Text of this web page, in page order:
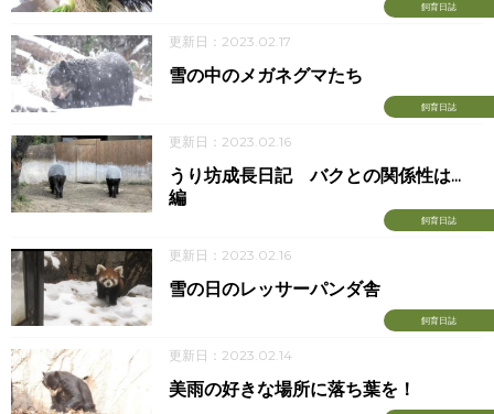
飼育日誌
更新日：2023.02.17
飼育日誌
雪の中のメガネグマたち
更新日：2023.02.16
飼育日誌
うり坊成長日記 バクとの関係性は...
編
更新日：2023.02.16
飼育日誌
雪の日のレッサーパンダ舎
更新日：2023.02.14
美雨の好きな場所に落ち葉を！